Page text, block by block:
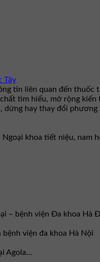
Tây
tin liên quan đến
tìm hiểu, mở rộng kiến
dừng hay thay đổi phương
khoa tiết niệu, nam
– bệnh viện Đa khoa Hà
viện đa khoa Hà Nội
Agola...